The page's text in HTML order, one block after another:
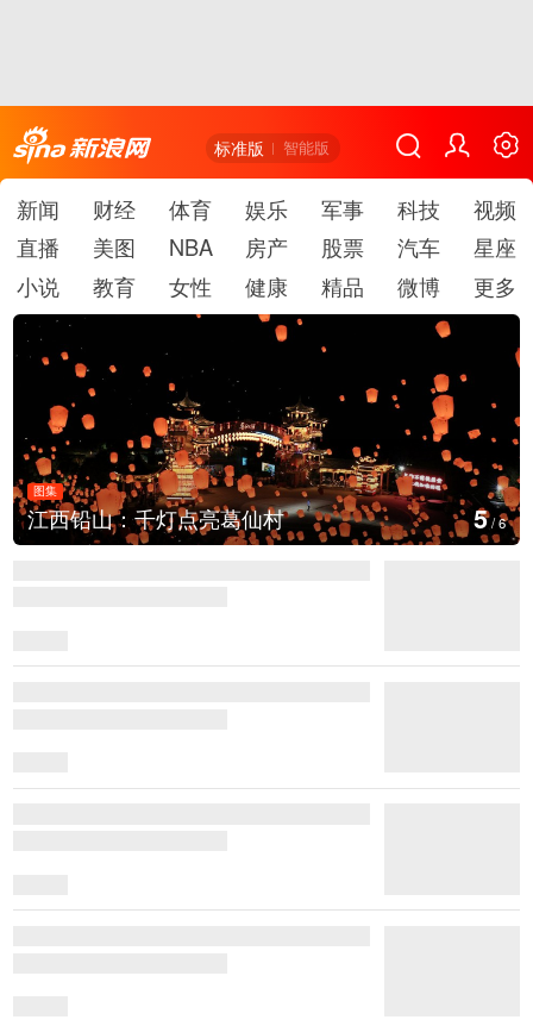
标准版 智能版
新闻 财经 体育 娱乐 军事 科技
视频
直播
美图 NBA 房产 股票 汽车
星座
小说
教育 女性 健康 精品 微博 更多
图集
上海：七彩稻田画迎最佳观赏期 6/6